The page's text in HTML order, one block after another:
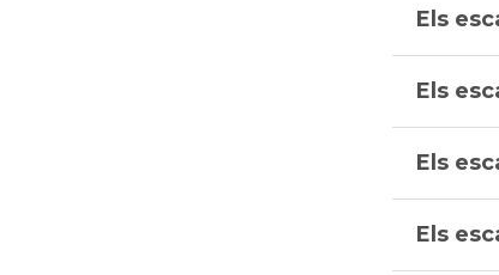
Els
Els
Els
Els